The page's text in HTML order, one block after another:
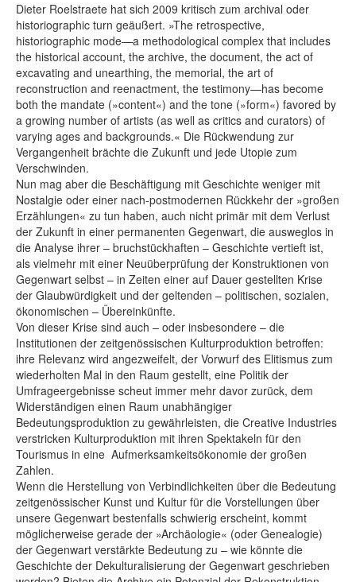
Dieter Roelstraete hat sich 2009 kritisch zum archival oder
historiographic turn geäußert. »The retrospective,
historiographic mode—a methodological complex that includes
the historical account, the archive, the document, the act of
excavating and unearthing, the memorial, the art of
reconstruction and reenactment, the testimony—has become
both the mandate (»content«) and the tone (»form«) favored by
a growing number of artists (as well as critics and curators) of
varying ages and backgrounds.« Die Rückwendung zur
Vergangenheit brächte die Zukunft und jede Utopie zum
Verschwinden.
Nun mag aber die Beschäftigung mit Geschichte weniger mit
Nostalgie oder einer nach-postmodernen Rückkehr der »großen
Erzählungen« zu tun haben, auch nicht primär mit dem Verlust
der Zukunft in einer permanenten Gegenwart, die ausweglos in
die Analyse ihrer – bruchstückhaften – Geschichte vertieft ist,
als vielmehr mit einer Neuüberprüfung der Konstruktionen von
Gegenwart selbst – in Zeiten einer auf Dauer gestellten Krise
der Glaubwürdigkeit und der geltenden – politischen, sozialen,
ökonomischen – Übereinkünfte.
Von dieser Krise sind auch – oder insbesondere – die
Institutionen der zeitgenössischen Kulturproduktion betroffen:
ihre Relevanz wird angezweifelt, der Vorwurf des Elitismus zum
wiederholten Mal in den Raum gestellt, eine Politik der
Umfrageergebnisse scheut immer mehr davor zurück, dem
Widerständigen einen Raum unabhängiger
Bedeutungsproduktion zu gewährleisten, die Creative Industries
verstricken Kulturproduktion mit ihren Spektakeln für den
Tourismus in eine Aufmerksamkeitsökonomie der großen
Zahlen.
Wenn die Herstellung von Verbindlichkeiten über die Bedeutung
zeitgenössischer Kunst und Kultur für die Vorstellungen über
unsere Gegenwart bestenfalls schwierig erscheint, kommt
möglicherweise gerade der »Archäologie« (oder Genealogie)
der Gegenwart verstärkte Bedeutung zu – wie könnte die
Geschichte der Dekulturalisierung der Gegenwart geschrieben